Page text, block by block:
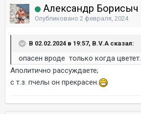
Александр Борисыч
Опубликовано 2 февраля, 2024
В 02.02.2024 в 19:57, B.V.A сказал:
опасен вроде только когда цветет.
Аполитично рассуждаете;
с т.з. пчелы он прекрасен.